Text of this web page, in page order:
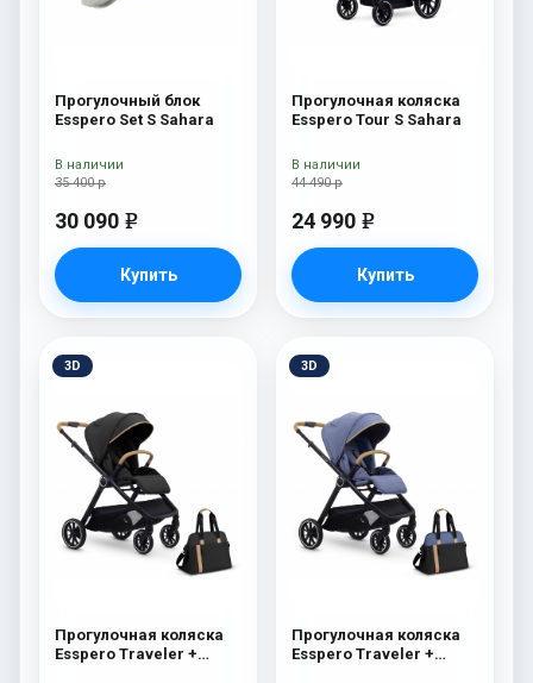
Прогулочный блок
Esspero Set S Sahara
35 400 р
30 090 e
Купить
В наличии
Прогулочная коляска
Esspero Tour S Sahara
44 490 р
24 990 e
Купить
В наличии
3D
Прогулочная коляска
Esspero Traveler +
3D
Прогулочная коляска
Esspero Traveler +